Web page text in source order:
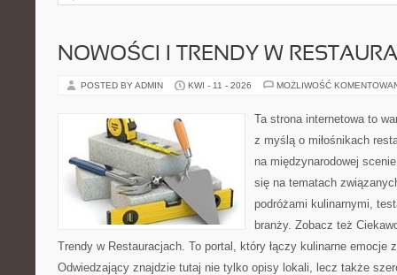
NOWOŚCI I TRENDY W
POSTED BY ADMIN KWI - 11 - 2026 MOŻLIWOŚĆ
Ta strona internetowa to
z myślą o miłośnikach
na międzynarodowej
się na tematach
podróżami kulinarnymi,
branży. Zobacz też
Trendy w Restauracjach. To portal, który łączy kulinarne emocje
Odwiedzający znajdzie tutaj nie tylko opisy lokali, lecz także